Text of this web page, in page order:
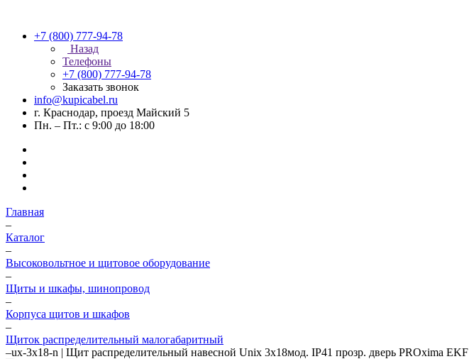
+7 (800) 777-94-78
Назад
Телефоны
+7 (800) 777-94-78
Заказать звонок
info@kupicabel.ru
г. Краснодар, проезд Майский 5
Пн. – Пт.: с 9:00 до 18:00
Главная
–
Каталог
–
Высоковольтное и щитовое оборудование
–
Щиты и шкафы, шинопровод
–
Корпуса щитов и шкафов
–
Щиток распределительный малогабаритный
–ux-3x18-n | Щит распределительный навесной Unix 3х18мод. IP41 прозр. дверь PROxima EKF